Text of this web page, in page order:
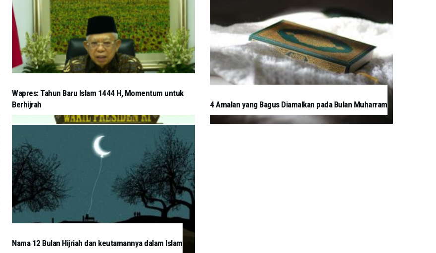
Wapres: Tahun Baru Islam 1444 H, Momentum untuk
Berhijrah
4 Amalan yang Bagus Diamalkan pada Bulan Muharram
Nama 12 Bulan Hijriah dan keutamannya dalam Islam